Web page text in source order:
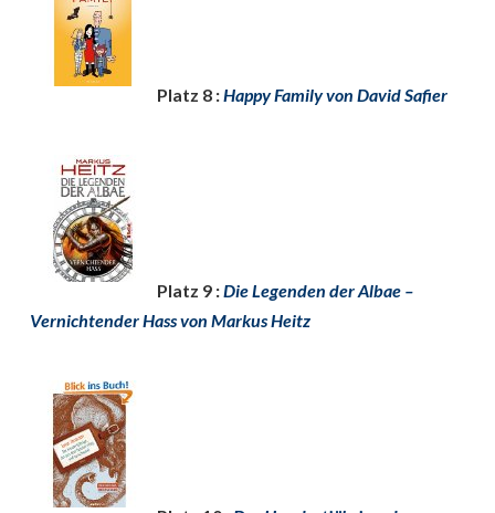
Platz 8 :Happy Family von David Safier
Platz 9 :Die Legenden der Albae –
Vernichtender Hass von Markus Heitz